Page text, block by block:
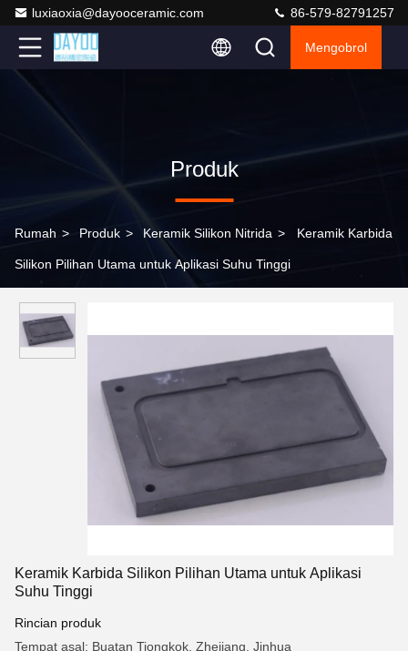
luxiaoxia@dayooceramic.com 86-579-82791257
Mengobrol
Produk
Rumah > Produk > Keramik Silikon Nitrida > Keramik Karbida
Silikon Pilihan Utama untuk Aplikasi Suhu Tinggi
Keramik Karbida Silikon Pilihan Utama untuk Aplikasi
Suhu Tinggi
Rincian produk
Tempat asal: Buatan Tiongkok, Zhejiang, Jinhua